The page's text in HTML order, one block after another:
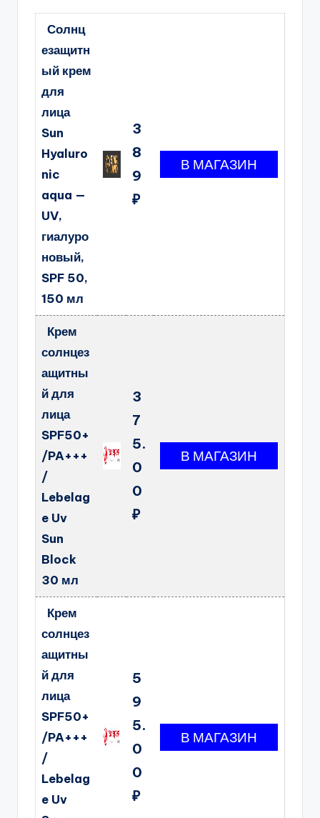
Солнц
езащитн
ый крем
для
лица
Sun
Hyaluro
nic
aqua —
UV,
гиалуро
новый,
SPF 50,
150 мл
3
8
9
₽
Крем
солнцез
ащитны
й для
лица
SPF50+
/PA+++
/
Lebelag
e Uv
Sun
Block
30 мл
3
7
5.
0
0
₽
Крем
солнцез
ащитны
й для
лица
SPF50+
/PA+++
/
Lebelag
e Uv
5
9
5.
0
0
₽